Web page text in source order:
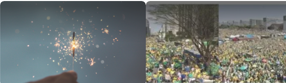
violar seus direitos estão na posse
daqueles de quem ele menos suspeita.